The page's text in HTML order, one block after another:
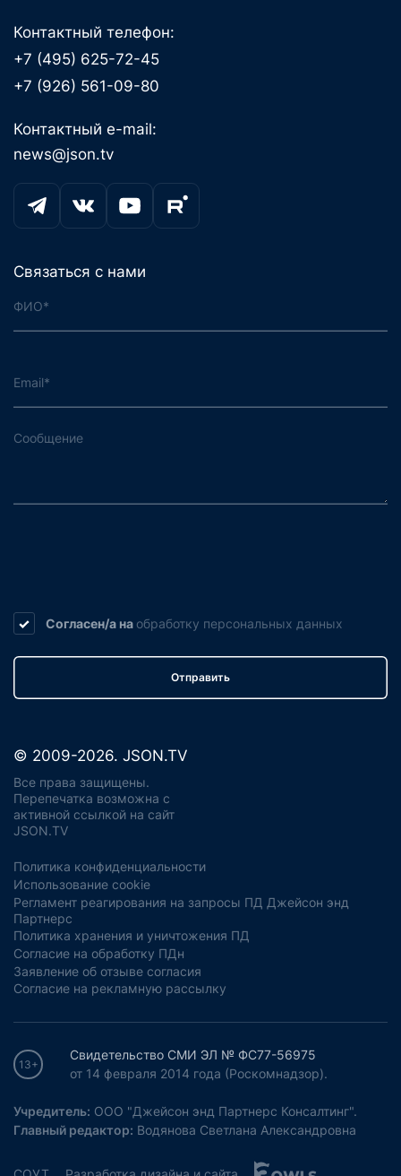
Контактный телефон:
+7 (495) 625-72-45
+7 (926) 561-09-80
Контактный e-mail:
news@json.tv
Связаться с нами
Согласен/а на обработку персональных данных
Отправить
© 2009-2026. JSON.TV
Все права защищены.
Перепечатка возможна с
активной ссылкой на сайт
JSON.TV
Политика конфиденциальности
Использование cookie
Регламент реагирования на запросы ПД Джейсон энд
Партнерс
Политика хранения и уничтожения ПД
Согласие на обработку ПДн
Заявление об отзыве согласия
Согласие на рекламную рассылку
13+
Свидетельство СМИ ЭЛ № ФС77-56975
от 14 февраля 2014 года (Роскомнадзор).
Учредитель: ООО "Джейсон энд Партнерс Консалтинг".
Главный редактор: Водянова Светлана Александровна